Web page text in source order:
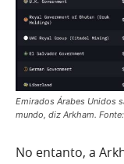
Emirados Árabes Unidos
mundo, diz Arkham.
No entanto, a